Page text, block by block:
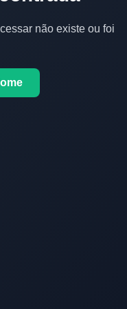
não existe ou foi